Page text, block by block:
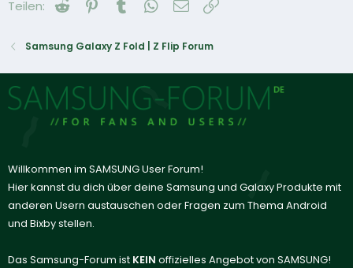
Teilen: Reddit Pinterest
Tumblr WhatsApp
E-Mail
Samsung Galaxy Z Fold | Z Flip Forum
Willkommen im SAMSUNG User Forum!
Hier kannst du dich über deine Samsung und Galaxy Produkte mit
anderen Usern austauschen oder Fragen zum Thema Android
und Bixby stellen.
Das Samsung-Forum ist KEIN offizielles Angebot von SAMSUNG!